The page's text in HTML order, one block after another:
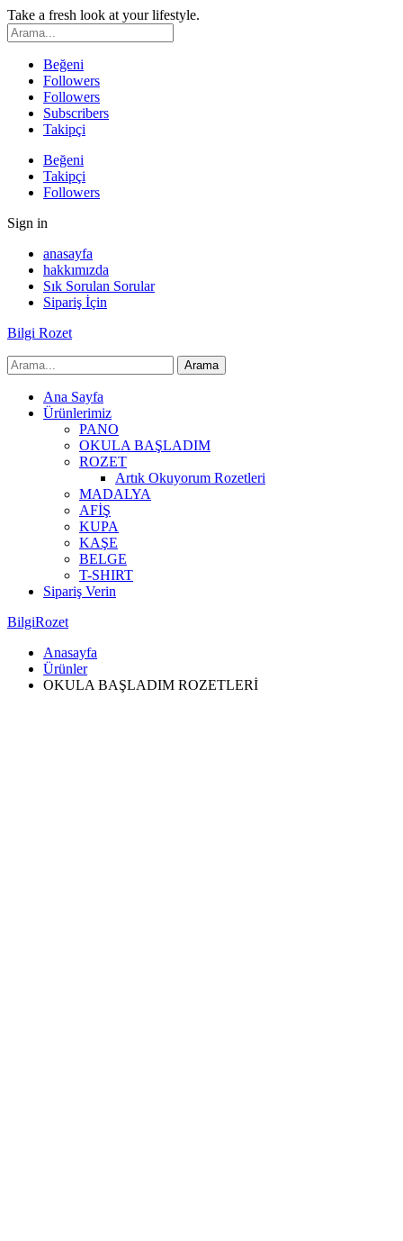
Take a fresh look at your lifestyle.
Beğeni
Followers
Followers
Subscribers
Takipçi
Beğeni
Takipçi
Followers
Sign in
anasayfa
hakkımızda
Sık Sorulan Sorular
Sipariş İçin
Bilgi Rozet
Ana Sayfa
Ürünlerimiz
PANO
OKULA BAŞLADIM
ROZET
Artık Okuyorum Rozetleri
MADALYA
AFİŞ
KUPA
KAŞE
BELGE
T-SHIRT
Sipariş Verin
BilgiRozet
Anasayfa
Ürünler
OKULA BAŞLADIM ROZETLERİ